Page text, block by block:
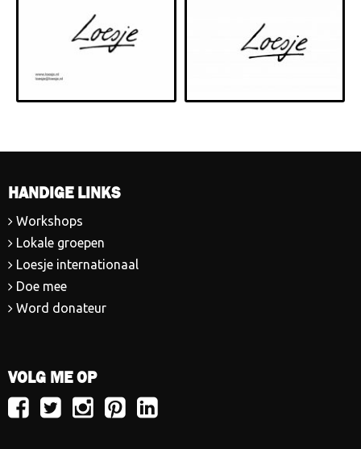
HANDIGE LINKS
Workshops
Lokale groepen
Loesje internationaal
Doe mee
Word donateur
VOLG ME OP
VolgVolgVolgVolgVolg